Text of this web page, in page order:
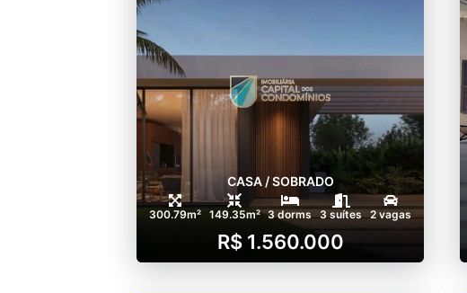
CASA / SOBRADO
300.79m² 149.35m² 3 dorms 3 suítes 2 vagas
R$ 1.560.000